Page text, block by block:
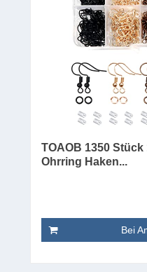
TOAOB 1350 Stück
Ohrring Haken...
Bei